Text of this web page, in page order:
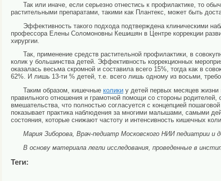
Так или иначе, если серьезно отнестись к профилактике, то
растительными препаратами, такими как Плантекс, может быть
Эффективность такого подхода подтверждена клиническими
профессора Елены Соломоновны Кешишян в Центре коррекции
хирургии.
Так, применение средств растительной профилактики, в
колик у большинства детей. Эффективность коррекционных
оказалась весьма скромной и составила всего 15%, тогда как в
62%. И лишь 13-ти % детей, т.е. всего лишь одному из восьми,
Таким образом, кишечные колики у детей первых месяцев
правильного отношения и грамотной помощи со стороны родителей,
вмешательства, что полностью согласуется с концепцией
показывает практика наблюдения за многими малышами, самыми
состояния, которые снижают частоту и интенсивность кишечных
Мария Зиборова, Врач-педиатр Московского НИИ педиатрии и
В основу материала легли исследования, проведенные в
Теги: